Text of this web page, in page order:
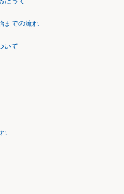
までの流れ
いて